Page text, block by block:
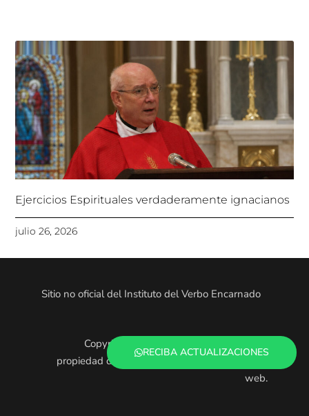
Ejercicios Espirituales verdaderamente ignacianos
julio 26, 2026
RECIBA ACTUALIZACIONES
Sitio no oficial del Instituto del Verbo Encarnado
Copyright © 2025. Todo el contenido es
propiedad de los administradores de este sitio
web.